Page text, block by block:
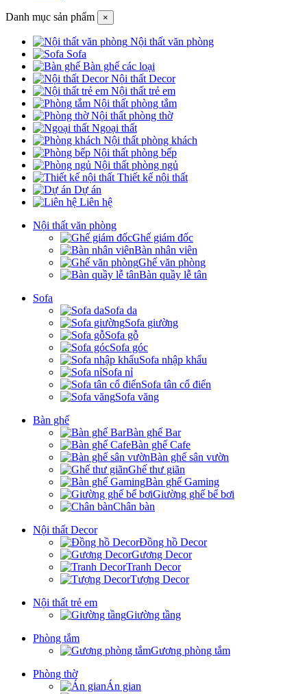
Danh mục sản phẩm ×
Nội thất văn phòng
Sofa
Bàn ghế các loại
Nội thất Decor
Nội thất trẻ em
Nội thất phòng tắm
Nội thất phòng thờ
Ngoại thất
Nội thất phòng khách
Nội thất phòng bếp
Nội thất phòng ngủ
Thiết kế nội thất
Dự án
Liên hệ
Nội thất văn phòng
Ghế giám đốc
Bàn nhân viên
Ghế văn phòng
Bàn quầy lễ tân
Sofa
Sofa da
Sofa giường
Sofa gỗ
Sofa góc
Sofa nhập khẩu
Sofa nỉ
Sofa tân cổ điển
Sofa văng
Bàn ghế
Bàn ghế Bar
Bàn ghế Cafe
Bàn ghế sân vườn
Ghế thư giãn
Bàn ghế Gaming
Giường ghế bể bơi
Chân bàn
Nội thất Decor
Đồng hồ Decor
Gương Decor
Tranh Decor
Tượng Decor
Nội thất trẻ em
Giường tầng
Phòng tắm
Gương phòng tắm
Phòng thờ
Án gian